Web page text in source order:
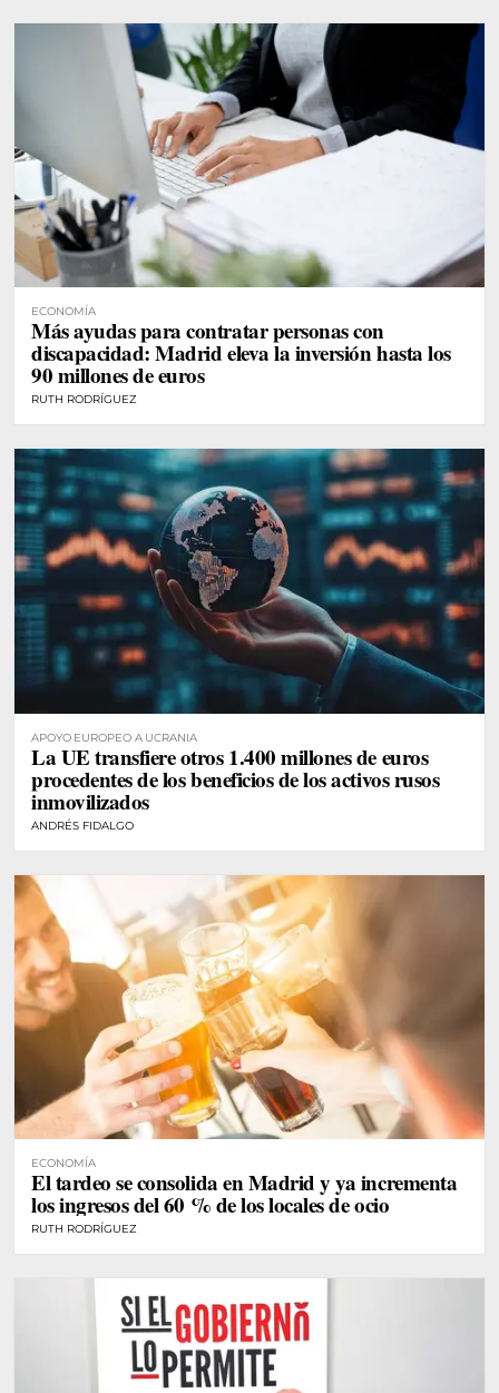
ECONOMÍA
Más ayudas para contratar personas con
discapacidad: Madrid eleva la inversión hasta los
90 millones de euros
RUTH RODRÍGUEZ
APOYO EUROPEO A UCRANIA
La UE transfiere otros 1.400 millones de euros
procedentes de los beneficios de los activos rusos
inmovilizados
ANDRÉS FIDALGO
ECONOMÍA
El tardeo se consolida en Madrid y ya incrementa
los ingresos del 60 % de los locales de ocio
RUTH RODRÍGUEZ